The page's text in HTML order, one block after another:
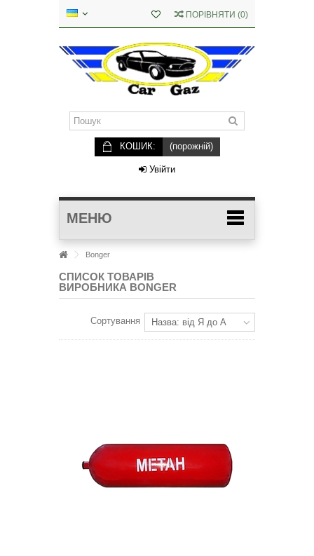
ПОРІВНЯТИ (0)
КОШИК: (порожній)
Увійти
МЕНЮ
Bonger
СПИСОК ТОВАРІВ
ВИРОБНИКА BONGER
Сортування Назва: від Я до А